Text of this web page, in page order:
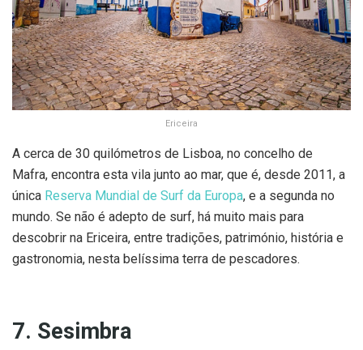
Ericeira
A cerca de 30 quilómetros de Lisboa, no concelho de
Mafra, encontra esta vila junto ao mar, que é, desde 2011, a
única Reserva Mundial de Surf da Europa, e a segunda no
mundo. Se não é adepto de surf, há muito mais para
descobrir na Ericeira, entre tradições, património, história e
gastronomia, nesta belíssima terra de pescadores.
7. Sesimbra